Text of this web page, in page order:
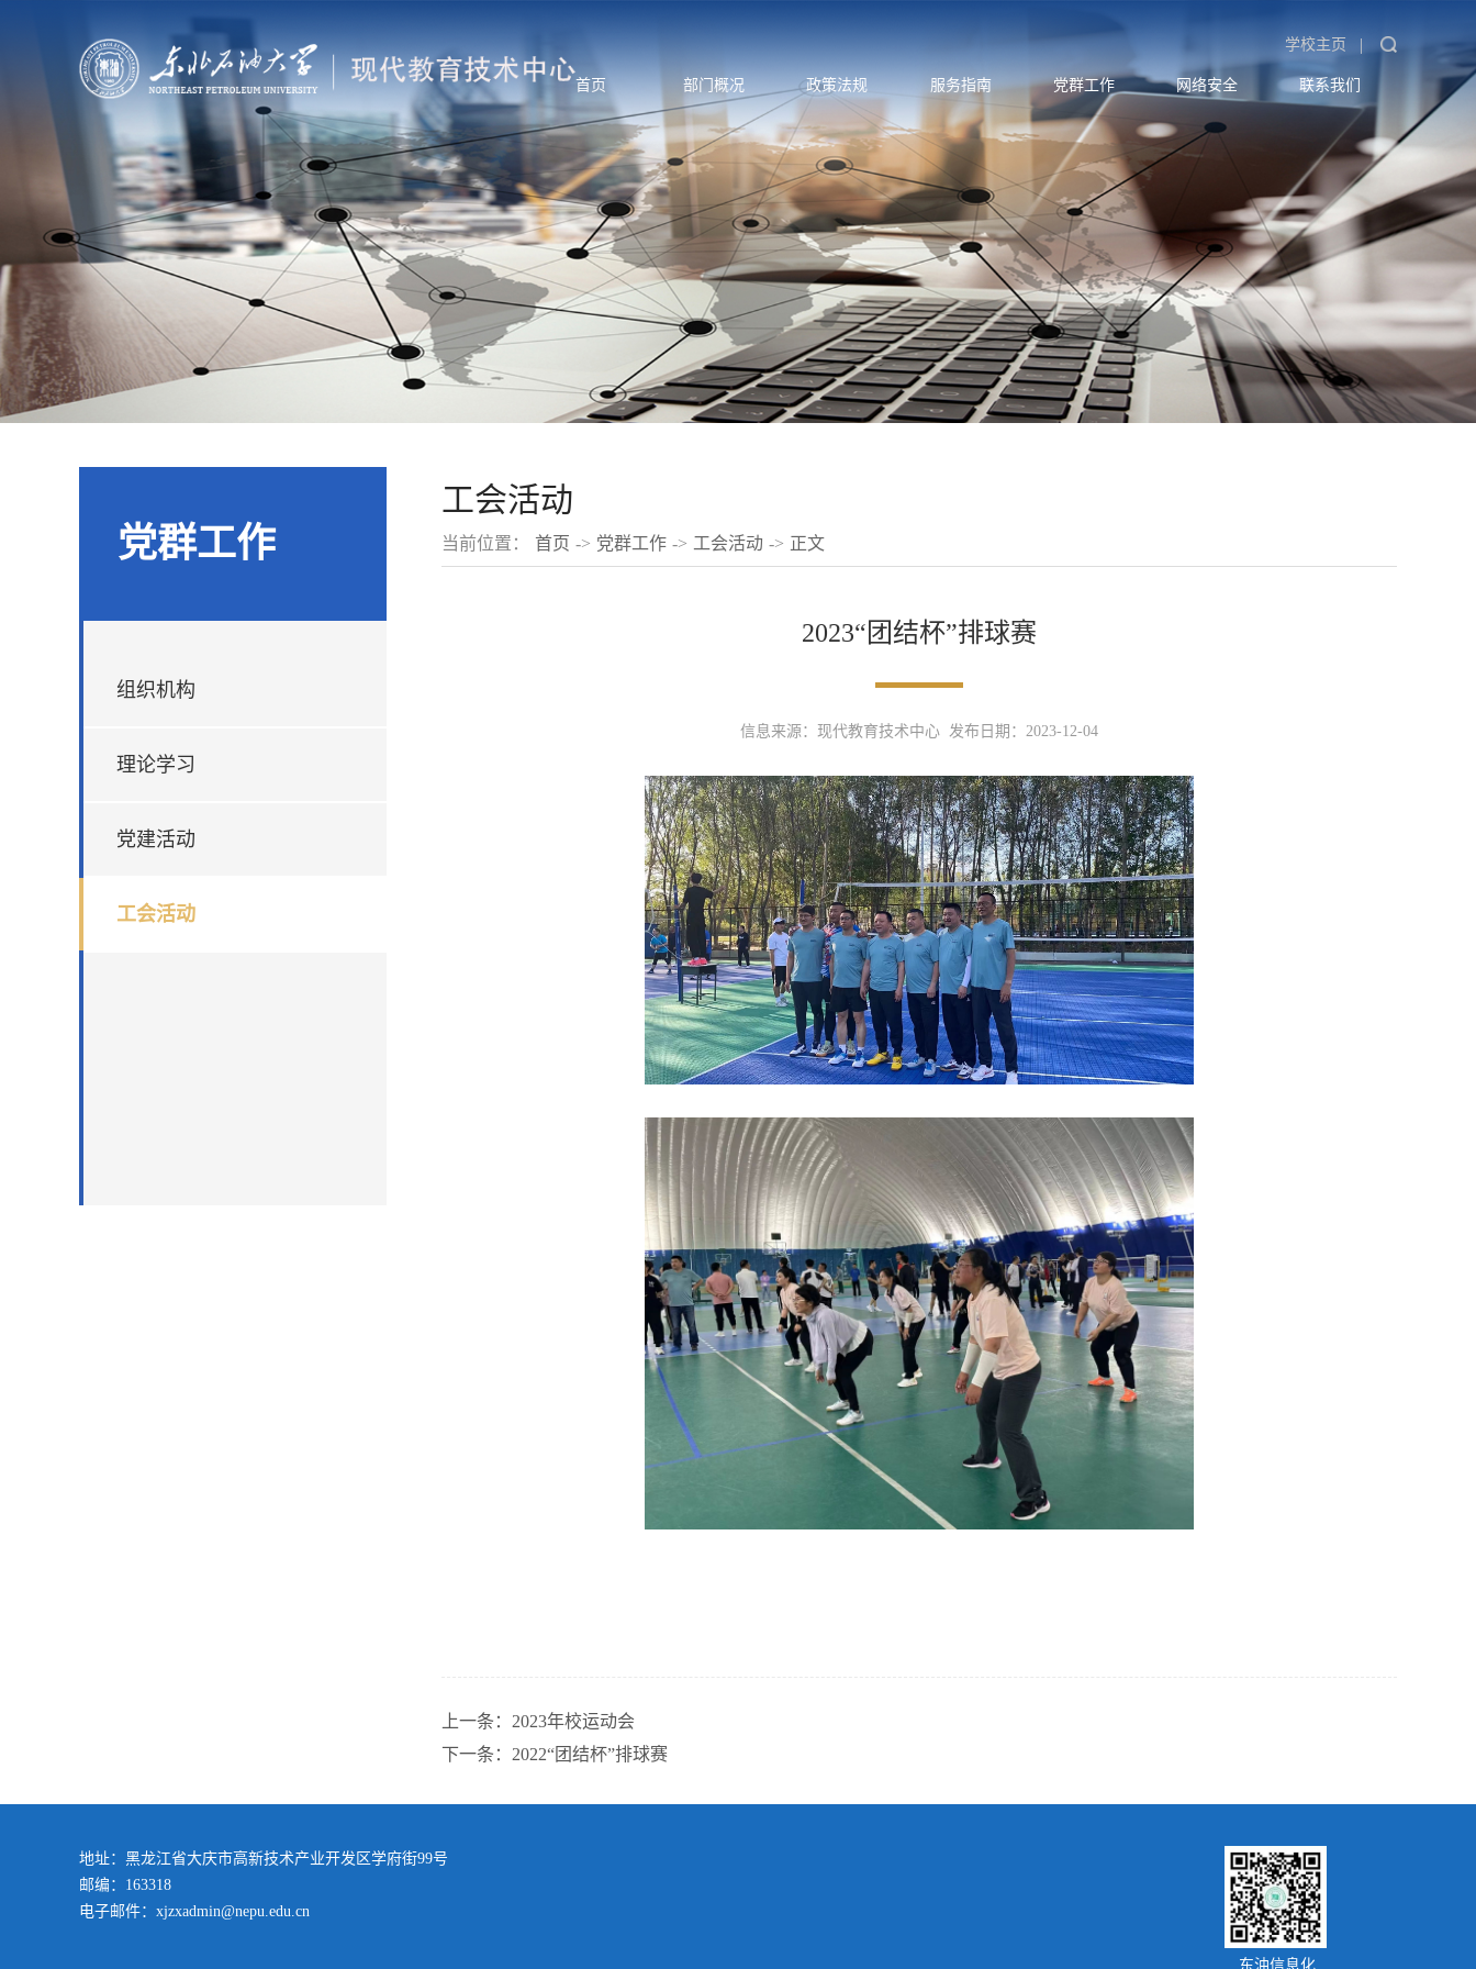
|
学校主页
首页 部门概况 政策法规 服务指南 党群工作 网络安全 联系我们
党群工作
组织机构
理论学习
党建活动
工会活动
工会活动
当前位置： 首页 -> 党群工作 -> 工会活动 -> 正文
2023“团结杯”排球赛
信息来源：现代教育技术中心 发布日期：2023-12-04
上一条： 2023年校运动会
下一条： 2022“团结杯”排球赛
地址：黑龙江省大庆市高新技术产业开发区学府街99号
邮编：163318
电子邮件：xjzxadmin@nepu.edu.cn
东油信息化